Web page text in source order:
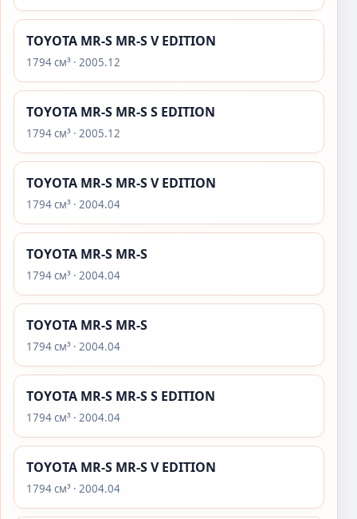
TOYOTA MR-S MR-S V EDITION
1794 см³ · 2005.12
TOYOTA MR-S MR-S S EDITION
1794 см³ · 2005.12
TOYOTA MR-S MR-S V EDITION
1794 см³ · 2004.04
TOYOTA MR-S MR-S
1794 см³ · 2004.04
TOYOTA MR-S MR-S
1794 см³ · 2004.04
TOYOTA MR-S MR-S S EDITION
1794 см³ · 2004.04
TOYOTA MR-S MR-S V EDITION
1794 см³ · 2004.04